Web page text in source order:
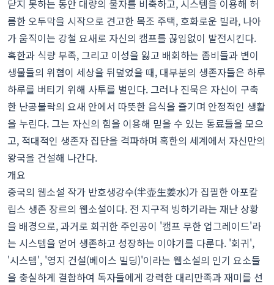
닫지 못하는 동안 대량의 물자를 비축하고, 시스템을 이용해 허
름한 오두막을 시작으로 견고한 목조 주택, 호화로운 빌라, 나아
가 움직이는 강철 요새로 자신의 캠프를 끊임없이 발전시킨다.
혹한과 식량 부족, 그리고 이성을 잃고 배회하는 좀비들과 변이
생물들의 위협이 세상을 뒤덮었을 때, 대부분의 생존자들은 하루
하루를 버티기 위해 사투를 벌인다. 그러나 진묵은 자신이 구축
한 난공불락의 요새 안에서 따뜻한 음식을 즐기며 안정적인 생활
을 누린다. 그는 자신의 힘을 이용해 믿을 수 있는 동료들을 모으
고, 적대적인 생존자 집단을 격파하며 혹한의 세계에서 자신만의
왕국을 건설해 나간다.
개요
중국의 웹소설 작가 반호생강수(半壶生姜水)가 집필한 아포칼
립스 생존 장르의 웹소설이다. 전 지구적 빙하기라는 재난 상황
을 배경으로, 과거로 회귀한 주인공이 '캠프 무한 업그레이드'라
는 시스템을 얻어 생존하고 성장하는 이야기를 다룬다. '회귀',
'시스템', '영지 건설(베이스 빌딩)'이라는 웹소설의 인기 요소들
을 충실하게 결합하여 독자들에게 강력한 대리만족과 재미를 선